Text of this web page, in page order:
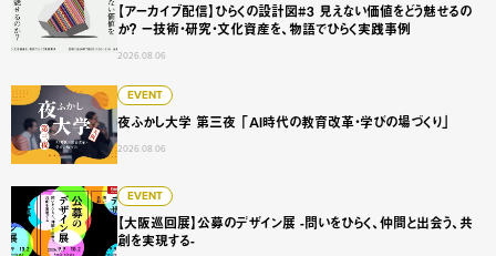
【アーカイブ配信】ひらくの設計図#3 見えない価値をどう魅せるの
か？ ー技術・研究・文化資産を、物語でひらく実践事例
2026.08.06
EVENT
夜ふかし大学 第三夜 「AI時代の教育改革・学びの場づくり」
2026.08.06
夜ふかし大学 第三夜 「AI時代の教育改革・学びの場づくり」
EVENT
【大阪巡回展】公募のデザイン展 -問いをひらく、仲間と出会う、共
創を実現する-
【大阪巡回展】公募のデザイン展 -問いをひらく、仲間と出